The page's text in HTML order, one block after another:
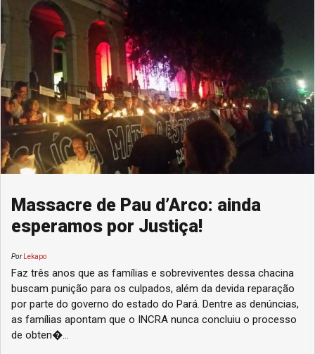
Massacre de Pau d’Arco: ainda
esperamos por Justiça!
PorLekapo
Faz três anos que as famílias e sobreviventes dessa chacina
buscam punição para os culpados, além da devida reparação
por parte do governo do estado do Pará. Dentre as denúncias,
as famílias apontam que o INCRA nunca concluiu o processo
de obten�...